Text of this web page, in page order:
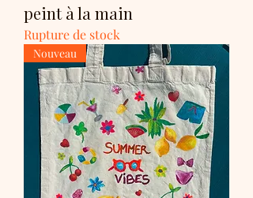
peint à la main
Rupture de stock
Nouveau